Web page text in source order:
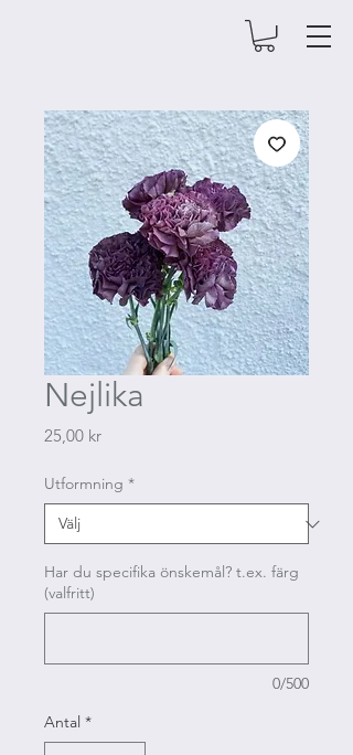
Nejlika
25,00 krPris
Utformning *
Har du specifika önskemål? t.ex. färg
(valfritt)
0/500
Antal *